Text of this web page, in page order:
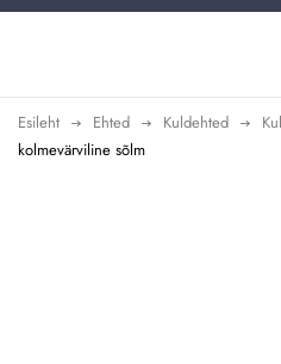
Esileht Ehted Kuldehted
kolmevärviline sõlm